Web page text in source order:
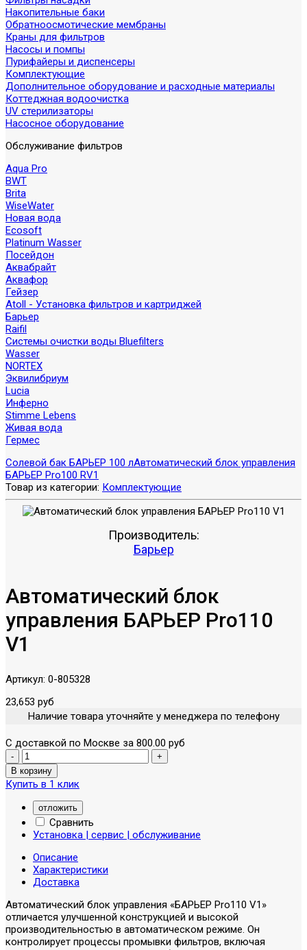
Накопительные баки
Обратноосмотические мембраны
Краны для фильтров
Насосы и помпы
Пурифайеры и диспенсеры
Комплектующие
Дополнительное оборудование и расходные материалы
Коттеджная водоочистка
UV стерилизаторы
Насосное оборудование
Обслуживание фильтров
Aqua Pro
BWT
Brita
WiseWater
Новая вода
Ecosoft
Platinum Wasser
Посейдон
Аквабрайт
Аквафор
Гейзер
Atoll - Установка фильтров и картриджей
Барьер
Raifil
Системы очистки воды Bluefilters
Wasser
NORTEX
Эквилибриум
Lucia
Инферно
Stimme Lebens
Живая вода
Гермес
Солевой бак БАРЬЕР 100 лАвтоматический блок управления
БАРЬЕР Pro100 RV1
Товар из категории: Комплектующие
Производитель:
Барьер
Автоматический блок
управления БАРЬЕР Pro110
V1
Артикул: 0-805328
23,653 руб
Наличие товара уточняйте у менеджера по телефону
С доставкой по Москве за 800.00 руб
Купить в 1 клик
отложить
Сравнить
Установка | сервис | обслуживание
Описание
Характеристики
Доставка
Автоматический блок управления «БАРЬЕР Pro110 V1»
отличается улучшенной конструкцией и высокой
производительностью в автоматическом режиме. Он
контролирует процессы промывки фильтров, включая